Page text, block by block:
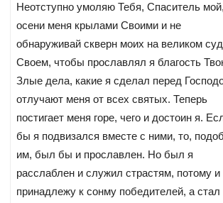
Неотступно умоляю Тебя, Спаситель мой,
осени меня крылами Своими и не
обнаруживай скверн моих на великом
Своем, чтобы прославлял я благость
Злые дела, какие я сделал перед
отлучают меня от всех святых. Теперь
постигает меня горе, чего и достоин я.
бы я подвизался вместе с ними, то,
им, был бы и прославлен. Но был я
расслаблен и служил страстям, потому и
принадлежу к сонму победителей, а стал